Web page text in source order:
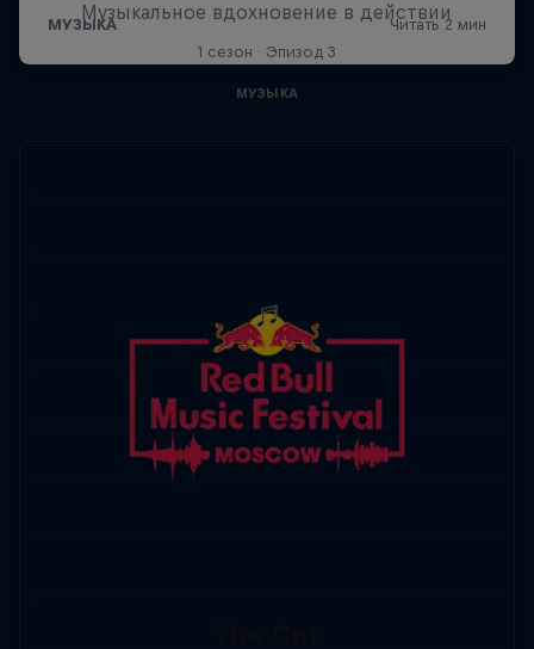
Музыкальное вдохновение в действии
1 сезон · Эпизод 3
МУЗЫКА